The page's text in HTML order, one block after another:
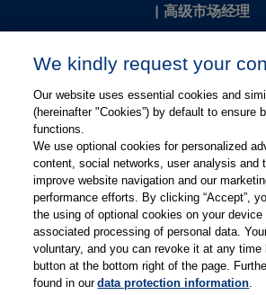
| 高级市场经理
关注微
关注微信
有关Thieme图书翻译及版权业务，请联系：
We kindly request your
Our website uses essential cookies and
(hereinafter "Cookies”) by default to ensure
functions.
We use optional cookies for personalized
content, social networks, user analysis and
improve website navigation and our
performance efforts. By clicking “Accept”,
the using of optional cookies on your device
associated processing of personal data.
voluntary, and you can revoke it at any
button at the bottom right of the page.
found in ourdata protection information.